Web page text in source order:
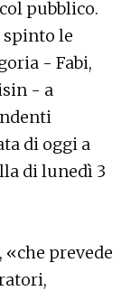
pubblico.
spinto le
- Fabi,
- a
di oggi a
di lunedì 3
prevede